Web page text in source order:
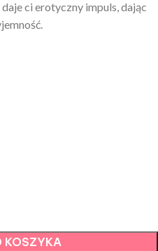
ci erotyczny impuls, dając
KOSZYKA